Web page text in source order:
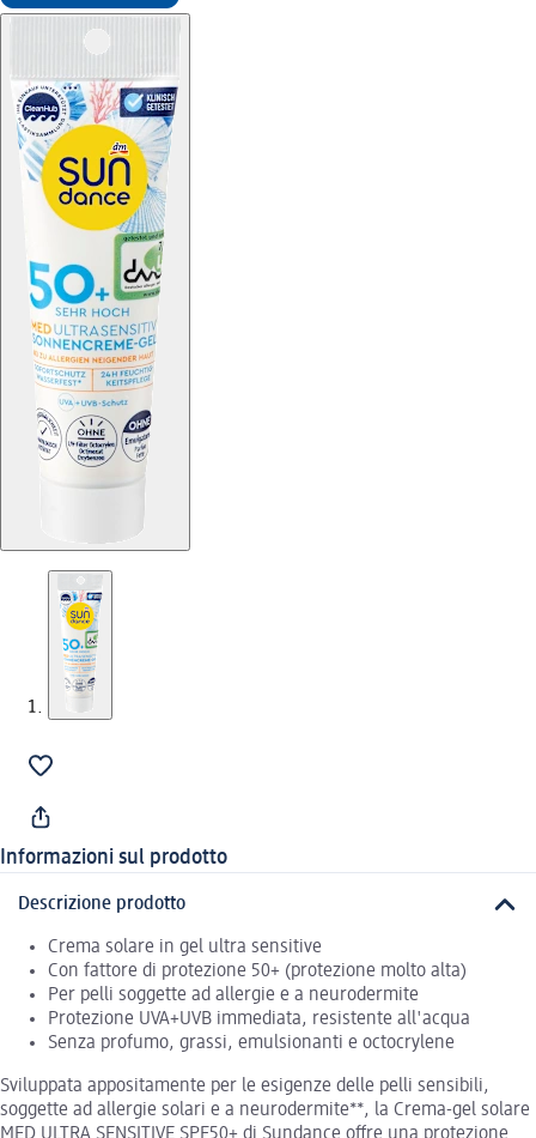
Informazioni sul prodotto
Descrizione prodotto
Crema solare in gel ultra sensitive
Con fattore di protezione 50+ (protezione molto alta)
Per pelli soggette ad allergie e a neurodermite
Protezione UVA+UVB immediata, resistente all'acqua
Senza profumo, grassi, emulsionanti e octocrylene
Sviluppata appositamente per le esigenze delle pelli sensibili,
soggette ad allergie solari e a neurodermite**, la Crema-gel solare